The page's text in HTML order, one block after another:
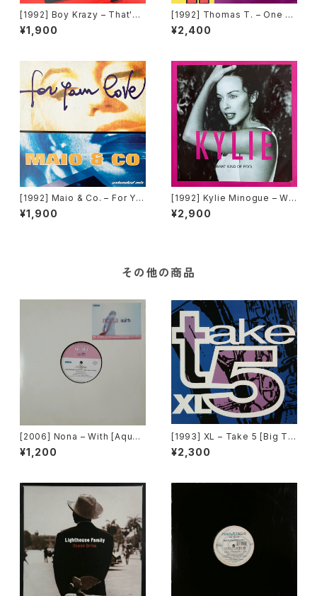
[1992] Boy Krazy – That's
What Love Can Do [Next Pl
ateau Records Inc.]
¥1,900
[1992] Thomas T. – One Fo
r You One For Me [Time Re
cords][TRD 1250]
¥2,400
[1992] Maio & Co. – For Yo
ur Love [Time Records]
¥1,900
[1992] Kylie Minogue – Wh
at Kind Of Fool [PWL Inter
national]
¥2,900
その他の商品
[2006] Nona – With [Aqua]
[PROMO]
¥1,200
[1993] XL – Take 5 [Big Ti
me International]
¥2,300